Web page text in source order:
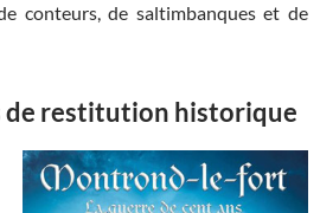
conteurs, de saltimbanques et de
de restitution historique